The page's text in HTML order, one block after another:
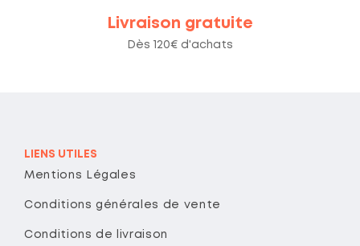
Livraison gratuite
Dès 120€ d'achats
LIENS UTILES
Mentions Légales
Conditions générales de vente
Conditions de livraison